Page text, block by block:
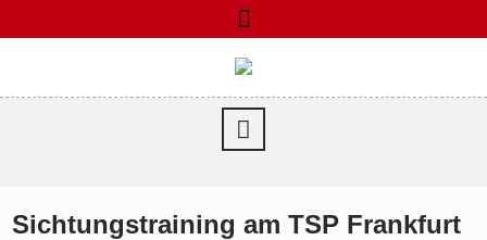
Sichtungstraining am TSP Frankfurt